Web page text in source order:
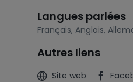
régulièrement en
service, pour le bien du
Langues parlées
Français, Anglais,
Autres liens
Site web